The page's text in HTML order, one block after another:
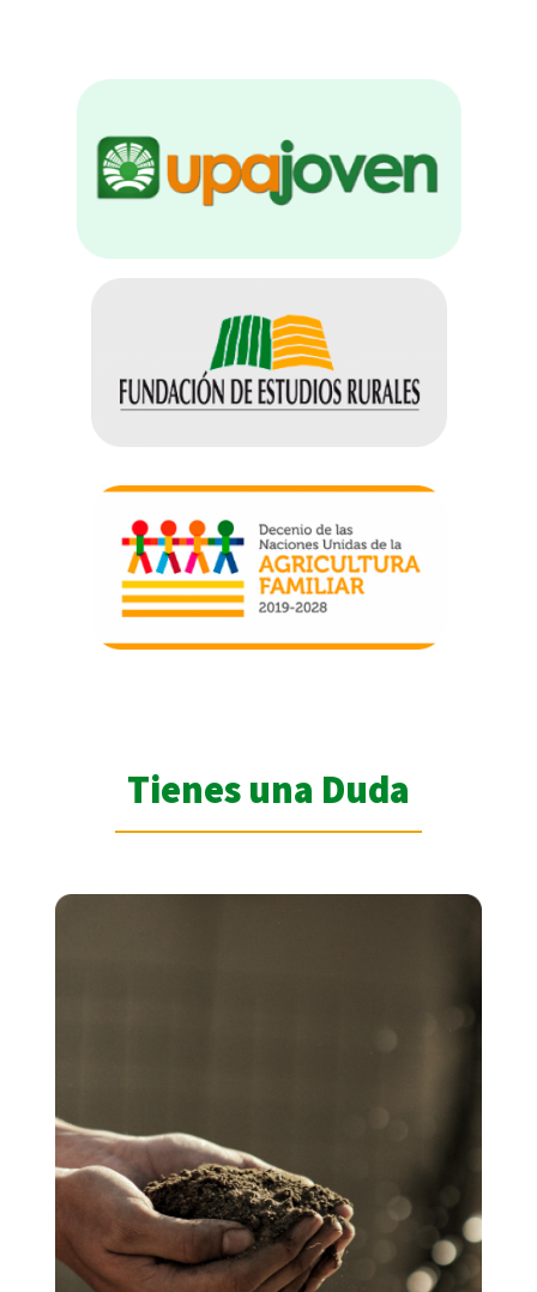
Tienes una Duda